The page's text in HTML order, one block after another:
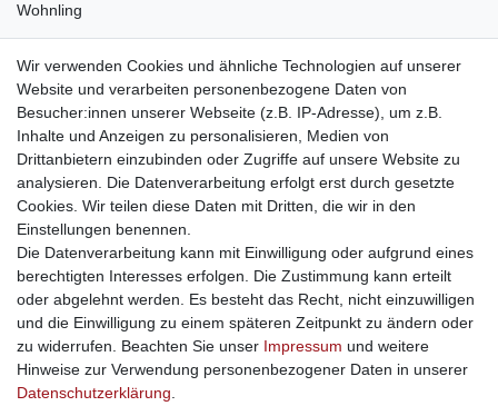
Wohnling
weitere Shops
traumlampen- Lampen und Kronleuchter
kinderwagencenter- Exklusive und günstige Kinderwagen
gastrogeraete24- alles für Gastronomie und Imbiss
soziale Medien
Facebook
sicher einkaufen
Sichere Bestellung und Zahlung via SSL Verschlüsselung
Wir verwenden Cookies und ähnliche Technologien auf unserer
Website und verarbeiten personenbezogene Daten von
Besucher:innen unserer Webseite (z.B. IP-Adresse), um z.B.
Inhalte und Anzeigen zu personalisieren, Medien von
Drittanbietern einzubinden oder Zugriffe auf unsere Website zu
analysieren. Die Datenverarbeitung erfolgt erst durch gesetzte
Cookies. Wir teilen diese Daten mit Dritten, die wir in den
Einstellungen benennen.
Die Datenverarbeitung kann mit Einwilligung oder aufgrund eines
berechtigten Interesses erfolgen. Die Zustimmung kann erteilt
oder abgelehnt werden. Es besteht das Recht, nicht einzuwilligen
und die Einwilligung zu einem späteren Zeitpunkt zu ändern oder
zu widerrufen. Beachten Sie unser Impressum und weitere
Hinweise zur Verwendung personenbezogener Daten in unserer
Daten­schutz­erklärung